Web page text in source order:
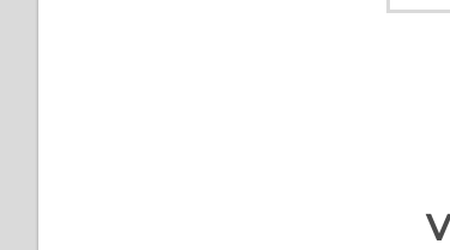
dans l'appli Contacts ?
signature dans mes